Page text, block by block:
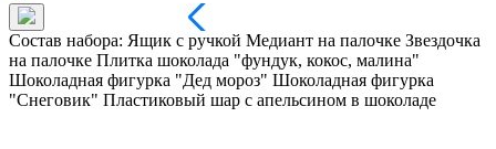
Состав набора: Ящик с ручкой Медиант на палочке Звездочка
на палочке Плитка шоколада "фундук, кокос, малина"
Шоколадная фигурка "Дед мороз" Шоколадная фигурка
"Снеговик" Пластиковый шар с апельсином в шоколаде